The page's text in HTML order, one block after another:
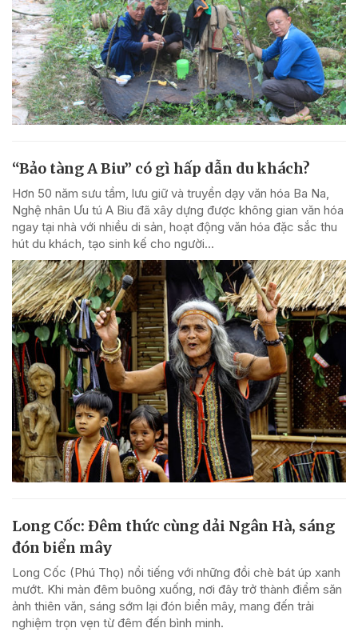
“Bảo tàng A Biu” có gì hấp dẫn du khách?
Hơn 50 năm sưu tầm, lưu giữ và truyền dạy văn hóa Ba Na,
Nghệ nhân Ưu tú A Biu đã xây dựng được không gian văn hóa
ngay tại nhà với nhiều di sản, hoạt động văn hóa đặc sắc thu
hút du khách, tạo sinh kế cho người...
Long Cốc: Đêm thức cùng dải Ngân Hà, sáng
đón biển mây
Long Cốc (Phú Thọ) nổi tiếng với những đồi chè bát úp xanh
mướt. Khi màn đêm buông xuống, nơi đây trở thành điểm săn
ảnh thiên văn, sáng sớm lại đón biển mây, mang đến trải
nghiệm trọn vẹn từ đêm đến bình minh.